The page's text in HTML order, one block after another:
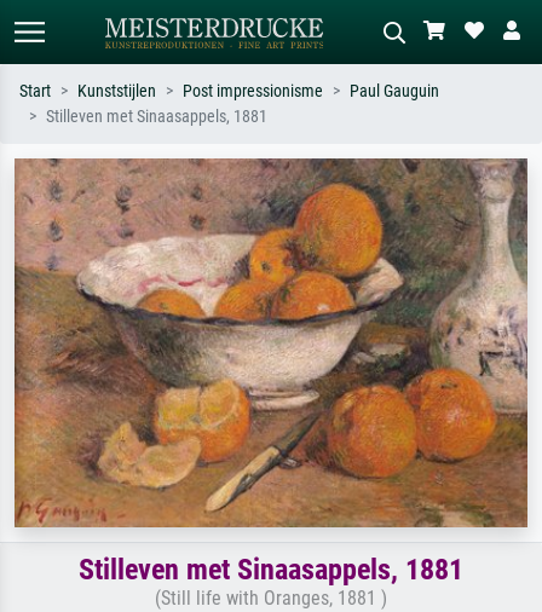
Zoek op kunstenaar, titel of stijl – bijv.
Monet, Sterrennacht, impressionisme,
Hokusai-golf, naakt.
Beschrijf de scène – bijv. groene
weide, abstract met veel rood, donker
olieverfschilderij, staand naakt naast
een boom.
Start Kunststijlen Post impressionisme
Paul Gauguin
Stilleven met Sinaasappels, 1881
Stilleven met Sinaasappels, 1881
(Still life with Oranges, 1881 )